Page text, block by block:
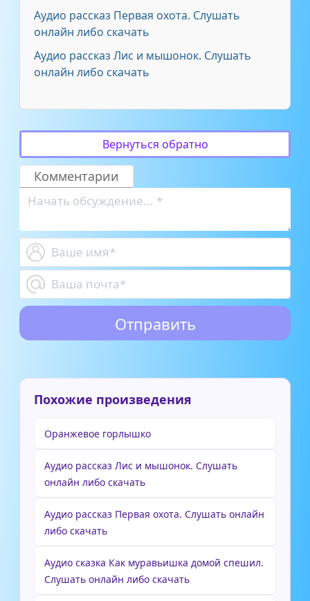
Аудио рассказ Первая охота. Слушать
онлайн либо скачать
Аудио рассказ Лис и мышонок. Слушать
онлайн либо скачать
Вернуться обратно
Комментарии
Похожие произведения
Оранжевое горлышко
Аудио рассказ Лис и мышонок. Слушать
онлайн либо скачать
Аудио рассказ Первая охота. Слушать онлайн
либо скачать
Аудио сказка Как муравьишка домой спешил.
Слушать онлайн либо скачать